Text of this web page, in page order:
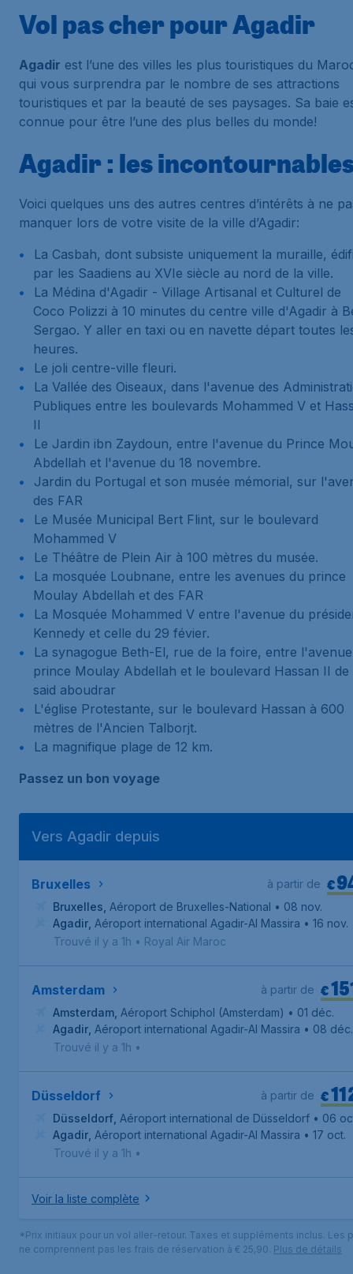
Vol pas cher pour Agadir
Agadir est l’une des villes les plus touristiques du
qui vous surprendra par le nombre de ses attractions
touristiques et par la beauté de ses paysages. Sa baie
connue pour être l’une des plus belles du monde!
Agadir : les
Voici quelques uns des autres centres d’intérêts à ne
manquer lors de votre visite de la ville d’Agadir:
La Casbah, dont subsiste uniquement la muraille,
par les Saadiens au XVIe siècle au nord de la ville.
La Médina d'Agadir - Village Artisanal et Culturel de
Coco Polizzi à 10 minutes du centre ville d'Agadir à
Sergao. Y aller en taxi ou en navette départ toutes
heures.
Le joli centre-ville fleuri.
La Vallée des Oiseaux, dans l'avenue des
Publiques entre les boulevards Mohammed V et
II
Le Jardin ibn Zaydoun, entre l'avenue du Prince
Abdellah et l'avenue du 18 novembre.
Jardin du Portugal et son musée mémorial, sur
des FAR
Le Musée Municipal Bert Flint, sur le boulevard
Mohammed V
Le Théâtre de Plein Air à 100 mètres du musée.
La mosquée Loubnane, entre les avenues du prince
Moulay Abdellah et des FAR
La Mosquée Mohammed V entre l'avenue du
Kennedy et celle du 29 févier.
La synagogue Beth-El, rue de la foire, entre
prince Moulay Abdellah et le boulevard Hassan II de
said aboudrar
L'église Protestante, sur le boulevard Hassan à 600
mètres de l'Ancien Talborjt.
La magnifique plage de 12 km.
Passez un bon voyage
Vers Agadir depuis
Bruxelles €
à partir de
Bruxelles Aéroport de Bruxelles-National • 08 nov.
Agadir Aéroport international Agadir-Al Massira • 16 nov.
Trouvé il y a 1h • Royal Air Maroc
Amsterdam €
à partir de
Amsterdam Aéroport Schiphol (Amsterdam) • 01 déc.
Agadir Aéroport international Agadir-Al Massira • 08 déc.
Trouvé il y a 1h •
Düsseldorf €
à partir de
Düsseldorf Aéroport international de Düsseldorf • 06
Agadir Aéroport international Agadir-Al Massira • 17 oct.
Trouvé il y a 1h •
Voir la liste complète
*Prix initiaux pour un vol aller-retour. Taxes et suppléments inclus. Les
ne comprennent pas les frais de réservation à € 25,90. Plus de détails